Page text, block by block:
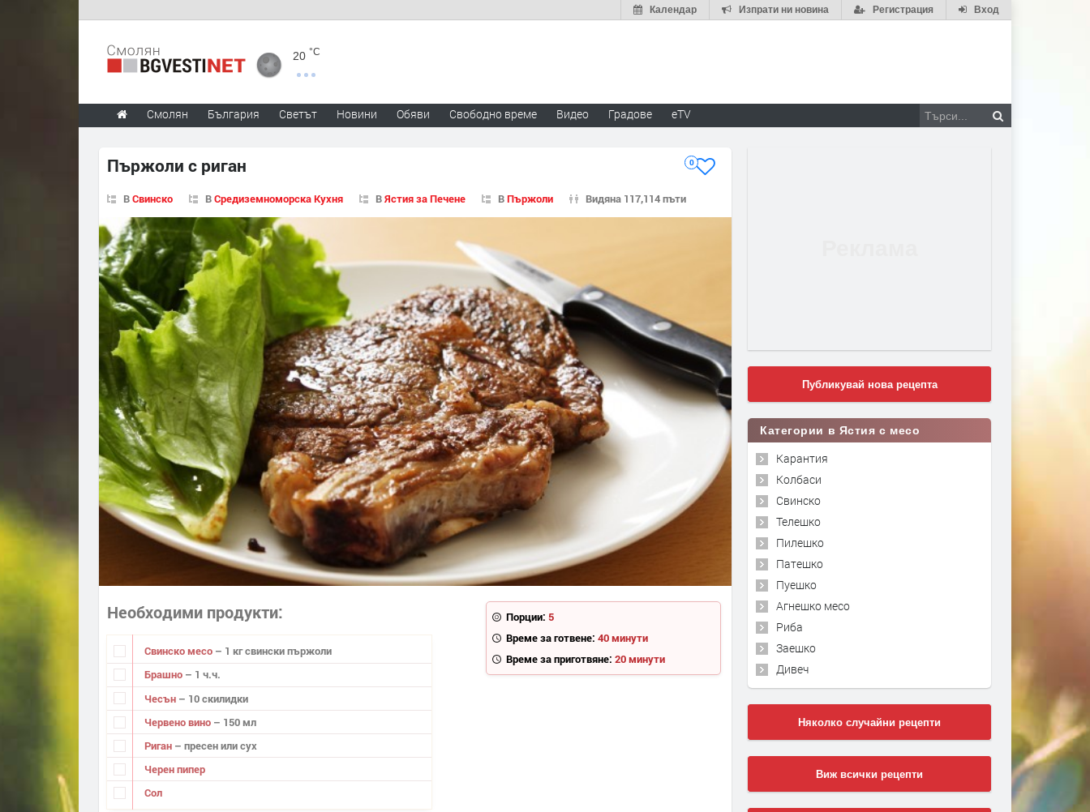
Вход
Регистрация
Изпрати ни новина
Календар
20 °C
Смолян България Светът Новини Обяви Свободно време Видео Градове eTV
Пържоли с риган 0
ВСвинско ВСредиземноморска Кухня ВЯстия за Печене ВПържоли Видяна 117,114 пъти
Порции: 5
Време за готвене: 40 минути
Време за приготвяне: 20 минути
Необходими продукти
Свинско месо – 1 кг свински пържоли
Брашно – 1 ч.ч.
Чесън – 10 скилидки
Червено вино – 150 мл
Риган – пресен или сух
Черен пипер
Сол
Публикувай нова рецепта
Категории в Ястия с месо
Карантия
Колбаси
Свинско
Телешко
Пилешко
Патешко
Пуешко
Агнешко месо
Риба
Заешко
Дивеч
Няколко случайни рецепти
Виж всички рецепти